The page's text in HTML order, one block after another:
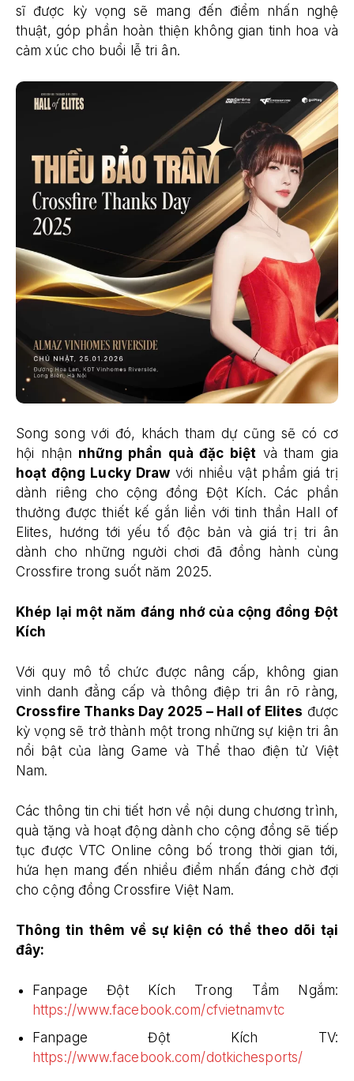
sĩ được kỳ vọng sẽ mang đến điểm nhấn nghệ
thuật, góp phần hoàn thiện không gian tinh hoa và
cảm xúc cho buổi lễ tri ân.
Song song với đó, khách tham dự cũng sẽ có cơ
hội nhận những phần quà đặc biệt và tham gia
hoạt động Lucky Draw với nhiều vật phẩm giá trị
dành riêng cho cộng đồng Đột Kích. Các phần
thưởng được thiết kế gắn liền với tinh thần Hall of
Elites, hướng tới yếu tố độc bản và giá trị tri ân
dành cho những người chơi đã đồng hành cùng
Crossfire trong suốt năm 2025.
Khép lại một năm đáng nhớ của cộng đồng Đột
Kích
Với quy mô tổ chức được nâng cấp, không gian
vinh danh đẳng cấp và thông điệp tri ân rõ ràng,
Crossfire Thanks Day 2025 – Hall of Elites được
kỳ vọng sẽ trở thành một trong những sự kiện tri ân
nổi bật của làng Game và Thể thao điện tử Việt
Nam.
Các thông tin chi tiết hơn về nội dung chương trình,
quà tặng và hoạt động dành cho cộng đồng sẽ tiếp
tục được VTC Online công bố trong thời gian tới,
hứa hẹn mang đến nhiều điểm nhấn đáng chờ đợi
cho cộng đồng Crossfire Việt Nam.
Thông tin thêm về sự kiện có thể theo dõi tại
đây:
Fanpage Đột Kích Trong Tầm Ngắm:
https://www.facebook.com/cfvietnamvtc
Fanpage Đột Kích TV:
https://www.facebook.com/dotkichesports/